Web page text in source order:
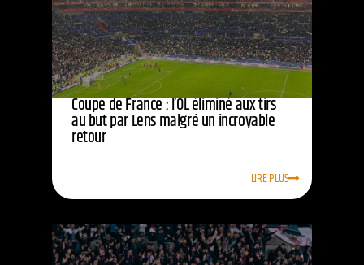
Coupe de France : l’OL éliminé aux tirs
au but par Lens malgré un incroyable
retour
LIRE PLUS